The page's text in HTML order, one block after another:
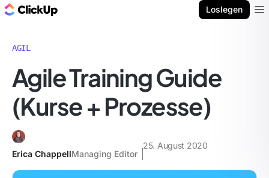
Loslegen
AGIL
Agile Training Guide
(Kurse + Prozesse)
Erica ChappellManaging Editor
25. August 2020